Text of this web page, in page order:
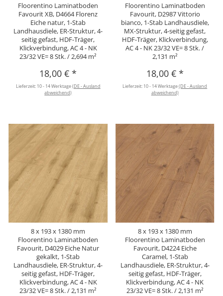
Floorentino Laminatboden
Favourit XB, D4664 Florenz
Eiche natur, 1-Stab
Landhausdiele, ER-Struktur, 4-
seitig gefast, HDF-Träger,
Klickverbindung, AC 4 - NK
23/32 VE= 8 Stk. / 2,694 m²
18,00 €*
Lieferzeit: 10 - 14 Werktage(DE - Ausland
abweichend)
Floorentino Laminatboden
Favourit, D2987 Vittorio
bianco, 1-Stab Landhausdiele,
MX-Struktur, 4-seitig gefast,
HDF-Träger, Klickverbindung,
AC 4 - NK 23/32 VE= 8 Stk. /
2,131 m²
18,00 € *
Lieferzeit: 10 - 14 Werktage(DE - Ausland
abweichend)
8 x 193 x 1380 mm
Floorentino Laminatboden
Favourit, D4029 Eiche Natur
gekalkt, 1-Stab
Landhausdiele, ER-Struktur, 4-
seitig gefast, HDF-Träger,
Klickverbindung, AC 4 - NK
23/32 VE= 8 Stk. / 2,131 m²
8 x 193 x 1380 mm
Floorentino Laminatboden
Favourit, D4224 Eiche
Caramel, 1-Stab
Landhausdiele, ER-Struktur, 4-
seitig gefast, HDF-Träger,
Klickverbindung, AC 4 - NK
23/32 VE= 8 Stk. / 2,131 m²